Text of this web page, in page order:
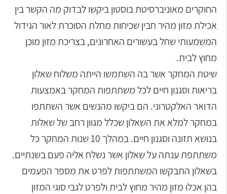
החוקרים מאוניברסיטת בוסטון ביקשו לבדוק מה הקשר בין
אכילת מזון מהיר חבין שכיחות מחלת הסוכרת לאור הגידול
המשמעותי שחל בעשורים האחרונים, בצריכת מזון מוכן
מחוץ לבית.
שיטת המחקר אשר בה השתמשו הייתה משלוח שאלון
בריאות וסגנון חיים לכל משתתפות המחקר באמצעות
הדואר האלקטרוני. הם ביקשו מהנשים אשר השתתפו
במחקר למלא את השאלון שכלל מגוון רחב של שאלות
בנושא תזונה וסגנון חיים. במהלך 10 שנות המחקר כל
משתתפת ענתה על שאלון אשר נשלח אליה פעם בשנתיים.
בשאלון התבקשו המשתתפות לפרט את מספר הפעמים
בהן אכלו מזון מהיר מחוץ לבית ולפרט לגבי סוגי המזון